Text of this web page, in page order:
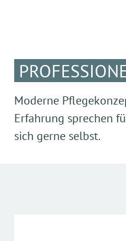
Moderne
Erfahrung sprechen
sich gerne selbst.